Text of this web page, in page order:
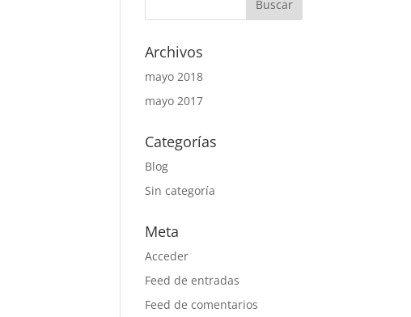
Archivos
mayo 2018
mayo 2017
Categorías
Blog
Sin categoría
Meta
Acceder
Feed de entradas
Feed de comentarios